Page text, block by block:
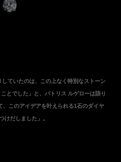
していたのは、この上なく特別なストーン
とでした」と、パトリス ルゲローは語り
、このアイデアを叶えられる1石のダイヤ
けだしました」。